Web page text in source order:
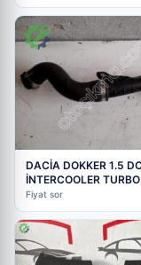
DACİA DOKKER 1.5
İNTERCOOLER TURBO
BORUSU
Fiyat sor